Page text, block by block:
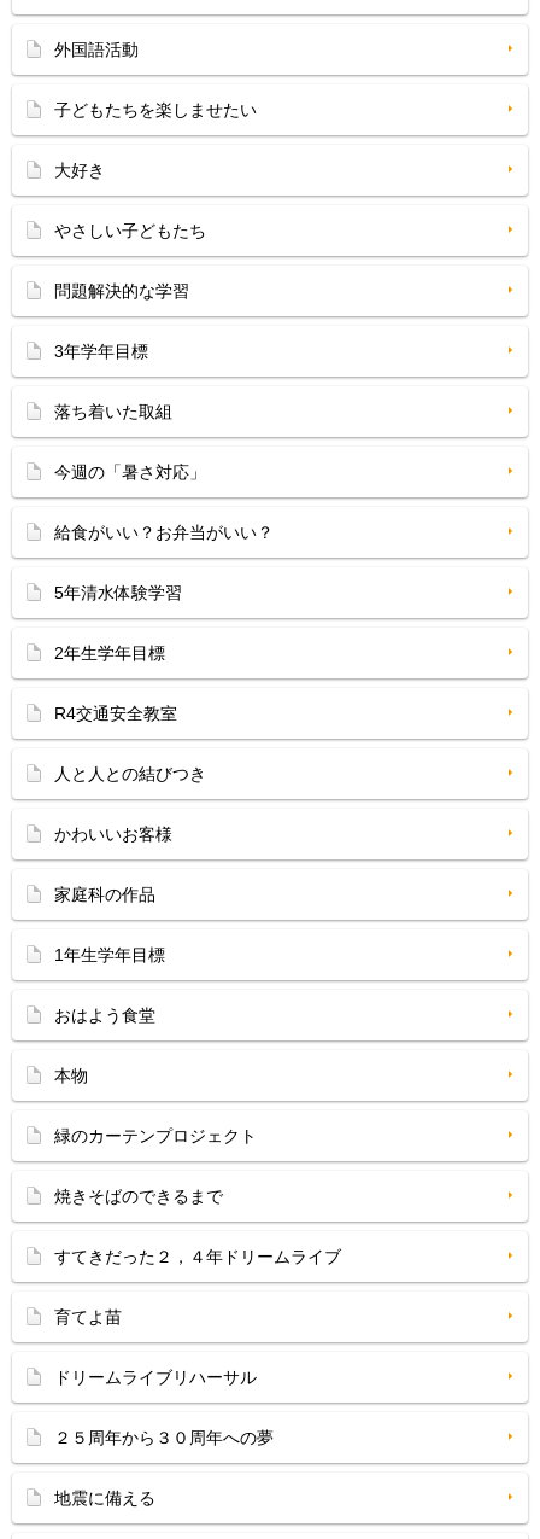
外国語活動
子どもたちを楽しませたい
大好き
やさしい子どもたち
問題解決的な学習
3年学年目標
落ち着いた取組
今週の「暑さ対応」
給食がいい？お弁当がいい？
5年清水体験学習
2年生学年目標
R4交通安全教室
人と人との結びつき
かわいいお客様
家庭科の作品
1年生学年目標
おはよう食堂
本物
緑のカーテンプロジェクト
焼きそばのできるまで
すてきだった２，４年ドリームライブ
育てよ苗
ドリームライブリハーサル
２５周年から３０周年への夢
地震に備える